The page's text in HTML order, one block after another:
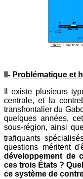
II- Problématique et
Il existe plusieurs
centrale, et la
transfrontalier du
quelques années,
sous-région, ainsi
trafiquants
questions méritent
développement de
ces trois États ?
ce système de